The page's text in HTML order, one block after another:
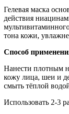
Гелевая маска
действия
тона кожи,
Способ
Нанести плотным
кожу лица, шеи и
смыть тёплой
Использовать 2-3